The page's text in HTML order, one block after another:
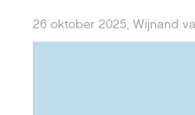
26 oktober 2025,Wijnand